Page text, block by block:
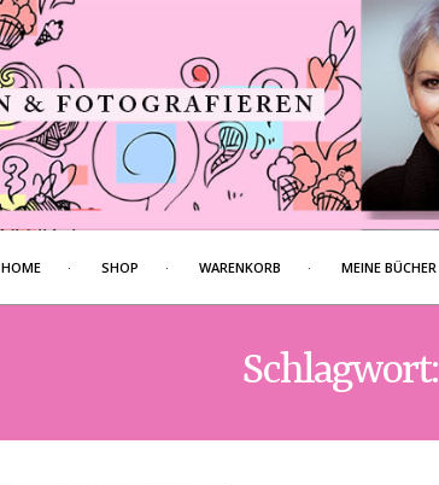
HOME SHOP WARENKORB MEINE BÜCHER
Schlagwort: